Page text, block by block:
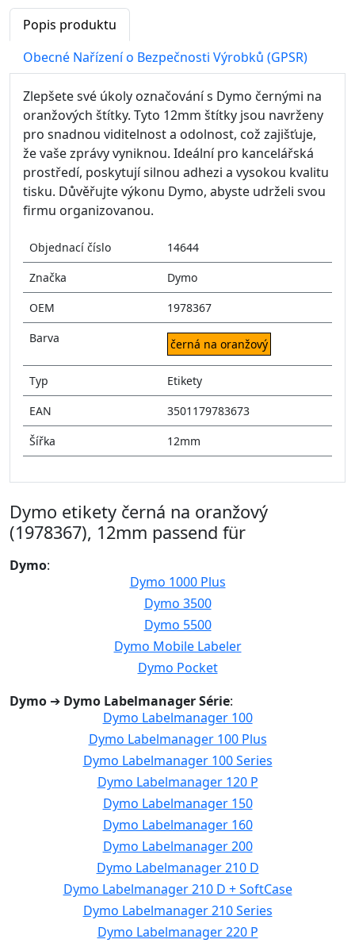
Popis produktu
Obecné Nařízení o Bezpečnosti Výrobků (GPSR)
Zlepšete své úkoly označování s Dymo černými na
oranžových štítky. Tyto 12mm štítky jsou navrženy
pro snadnou viditelnost a odolnost, což zajišťuje,
že vaše zprávy vyniknou. Ideální pro kancelářská
prostředí, poskytují silnou adhezi a vysokou kvalitu
tisku. Důvěřujte výkonu Dymo, abyste udrželi svou
firmu organizovanou.
Objednací číslo
14644
Značka
Dymo
OEM
1978367
Barva
černá na oranžový
Typ
Etikety
EAN
3501179783673
Šířka
12mm
Dymo etikety černá na oranžový
(1978367), 12mm passend für
Dymo:
Dymo 1000 Plus
Dymo 3500
Dymo 5500
Dymo Mobile Labeler
Dymo Pocket
Dymo ➔ Dymo Labelmanager Série:
Dymo Labelmanager 100
Dymo Labelmanager 100 Plus
Dymo Labelmanager 100 Series
Dymo Labelmanager 120 P
Dymo Labelmanager 150
Dymo Labelmanager 160
Dymo Labelmanager 200
Dymo Labelmanager 210 D
Dymo Labelmanager 210 D + SoftCase
Dymo Labelmanager 210 Series
Dymo Labelmanager 220 P